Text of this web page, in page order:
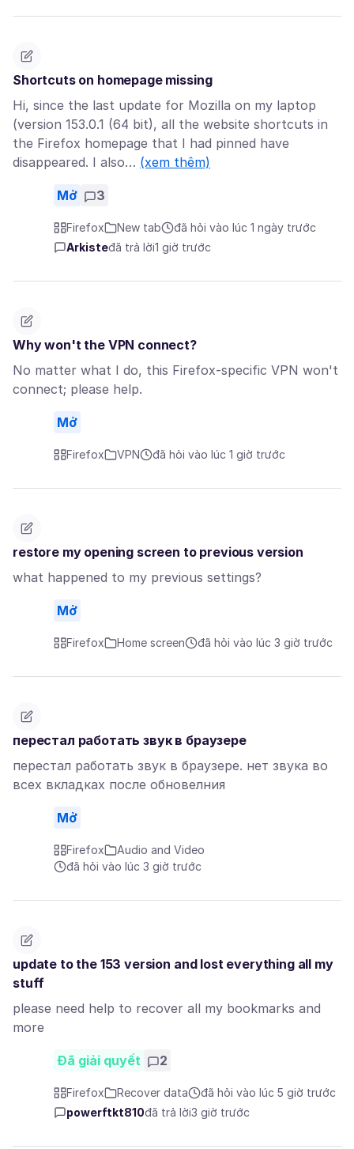
Shortcuts on homepage missing
Hi, since the last update for Mozilla on my laptop
(version 153.0.1 (64 bit), all the website shortcuts in
the Firefox homepage that I had pinned have
disappeared. I also… (xem thêm)
Mở 3
Firefox New tab
đã hỏi vào lúc 1 ngày trước
Arkisteđã trả lời1 giờ trước
Why won't the VPN connect?
No matter what I do, this Firefox-specific VPN won't
connect; please help.
Mở
Firefox VPN đã hỏi vào lúc 1 giờ trước
restore my opening screen to previous version
what happened to my previous settings?
Mở
Firefox Home screen đã hỏi vào lúc 3 giờ trước
перестал работать звук в браузере
перестал работать звук в браузере. нет звука во
всех вкладках после обновелния
Mở
Firefox
Audio and Video
đã hỏi vào lúc 3 giờ trước
update to the 153 version and lost everything all my
stuff
please need help to recover all my bookmarks and
more
Đã giải quyết 2
Firefox Recover data
đã hỏi vào lúc 5 giờ trước
powerftkt810đã trả lời3 giờ trước